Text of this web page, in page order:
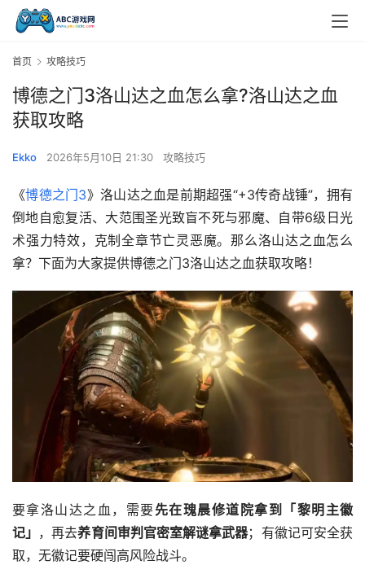
首页 攻略技巧
博德之门3洛山达之血怎么拿?洛山达之血
获取攻略
Ekko 2026年5月10日 21:30 攻略技巧
《博德之门3》洛山达之血是前期超强“+3传奇战锤”，拥有
倒地自愈复活、大范围圣光致盲不死与邪魔、自带6级日光
术强力特效，克制全章节亡灵恶魔。那么洛山达之血怎么
拿？下面为大家提供博德之门3洛山达之血获取攻略！
要拿洛山达之血，需要先在瑰晨修道院拿到「黎明主徽
记」 ，再去养育间审判官密室解谜拿武器；有徽记可安全获
取，无徽记要硬闯高风险战斗。